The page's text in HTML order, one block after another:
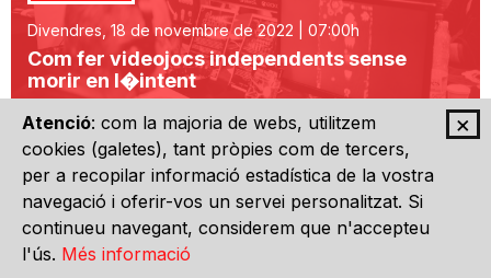
Divendres, 18 de novembre de 2022 | 07:00h
Com fer videojocs independents sense
morir en l�intent
Dilluns, 14 de novembre de 2022 | 19:30h
Tensor Medical, millor projecte
tecnol�gic emergent als Premis
E-TECH 2022
×
Atenció: com la majoria de webs, utilitzem
cookies (galetes), tant pròpies com de tercers,
per a recopilar informació estadística de la vostra
navegació i oferir-vos un servei personalitzat. Si
continueu navegant, considerem que n'accepteu
l'ús. Més informació